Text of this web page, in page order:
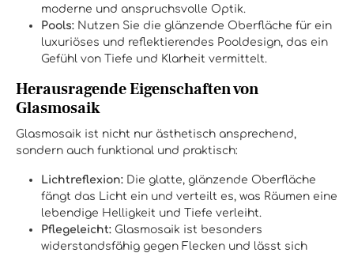
moderne und anspruchsvolle Optik.
Pools: Nutzen Sie die glänzende Oberfläche für ein
luxuriöses und reflektierendes Pooldesign, das ein
Gefühl von Tiefe und Klarheit vermittelt.
Herausragende Eigenschaften von
Glasmosaik
Glasmosaik ist nicht nur ästhetisch ansprechend,
sondern auch funktional und praktisch:
Lichtreflexion: Die glatte, glänzende Oberfläche
fängt das Licht ein und verteilt es, was Räumen eine
lebendige Helligkeit und Tiefe verleiht.
Pflegeleicht: Glasmosaik ist besonders
widerstandsfähig gegen Flecken und lässt sich